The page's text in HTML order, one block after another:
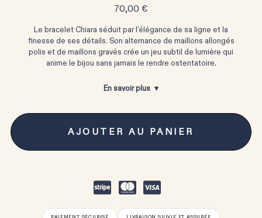
70,00 €
Le bracelet Chiara séduit par l’élégance de sa ligne et la
finesse de ses détails. Son alternance de maillons allongés
polis et de maillons gravés crée un jeu subtil de lumière qui
anime le bijou sans jamais le rendre ostentatoire.
En savoir plus
AJOUTER AU PANIER